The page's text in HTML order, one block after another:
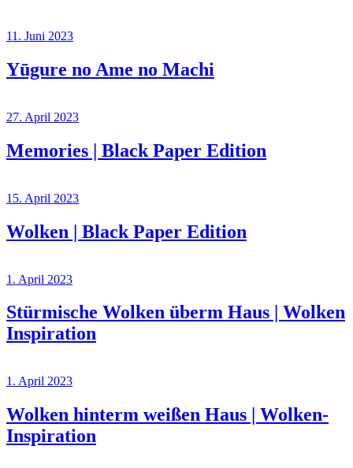
11. Juni 2023
Yūgure no Ame no Machi
27. April 2023
Memories | Black Paper Edition
15. April 2023
Wolken | Black Paper Edition
1. April 2023
Stürmische Wolken überm Haus | Wolken
Inspiration
1. April 2023
Wolken hinterm weißen Haus | Wolken-
Inspiration